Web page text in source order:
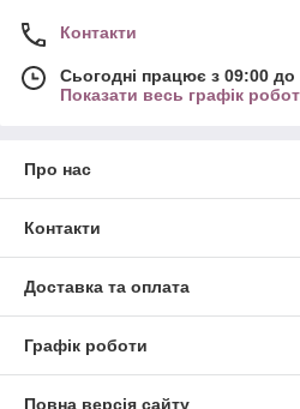
Контакти
Сьогодні працює з 09:00 до
Показати весь графік
Про нас
Контакти
Доставка та оплата
Графік роботи
Повна версія сайту